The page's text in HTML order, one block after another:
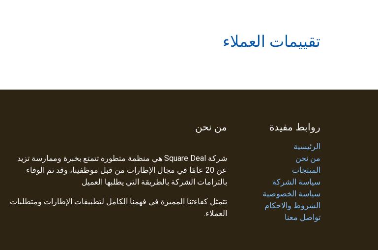
تقييمات العملاء
روابط مفيدة
الرئيسية
من نحن
المنتجات
سياسة الشركة
سياسة الخصوصية
الشروط والاحكام
تواصل معنا
من نحن
شركة Square Deal هي منظمة متطورة تتمتع بخبرة وممارسة تزيد
عن 20 عامًا في مجال الإطارات من قبل موظفينا، وقد تم الوفاء
بالتزامات الشركة بالطريقة التي يطلبها العميل
تتمثل كفاءتنا المميزة في فهمنا الكامل لتطبيقات الإطارات ومتطلبات
العملاء.